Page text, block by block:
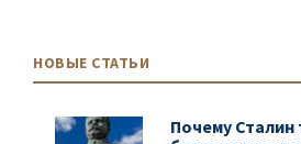
НОВЫЕ СТАТЬИ
Почему Сталин